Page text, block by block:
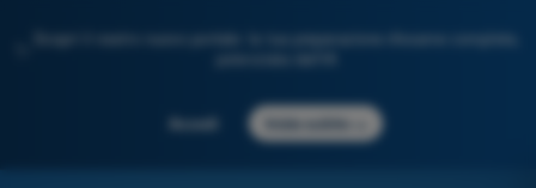
Scopri il nostro nuovo portale: la tua preparazione d'esame completa,
Accedi Inizia subito